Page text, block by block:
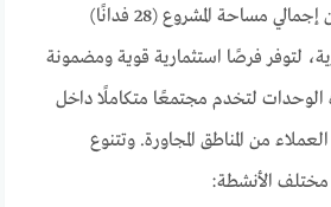
خصصت الشركة 50% من إجمالي مساحة المشروع (28 فدانًا)
لتوفر فرصًا استثمارية قوية ومضمونة
لتخدم مجتمعًا متكاملًا داخل
من المناطق المجاورة. وتتنوع
مختلف الأنشطة: